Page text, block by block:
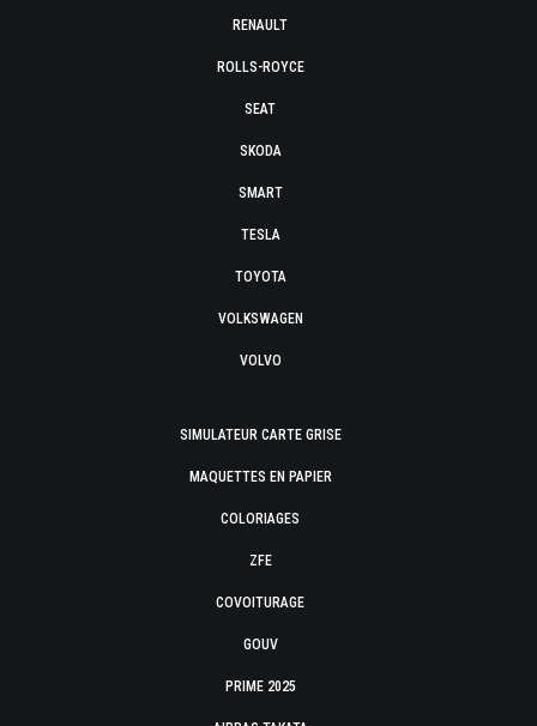
RENAULT
ROLLS-ROYCE
SEAT
SKODA
SMART
TESLA
TOYOTA
VOLKSWAGEN
VOLVO
SIMULATEUR CARTE GRISE
MAQUETTES EN PAPIER
COLORIAGES
ZFE
COVOITURAGE
GOUV
PRIME 2025